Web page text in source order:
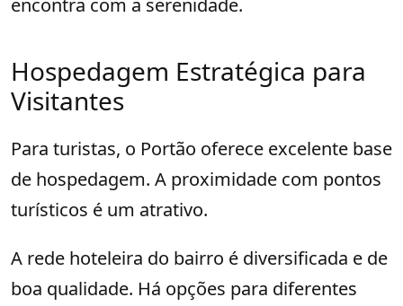
encontra com a serenidade.
Hospedagem Estratégica para
Visitantes
Para turistas, o Portão oferece excelente base
de hospedagem. A proximidade com pontos
turísticos é um atrativo.
A rede hoteleira do bairro é diversificada e de
boa qualidade. Há opções para diferentes